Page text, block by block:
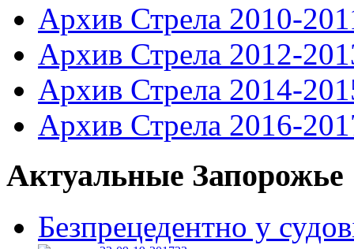
Архив Стрела 2010-
Архив Стрела 2012-
Архив Стрела 2014-
Архив Стрела 2016-
Актуальные Запорожье
Безпрецедентно у